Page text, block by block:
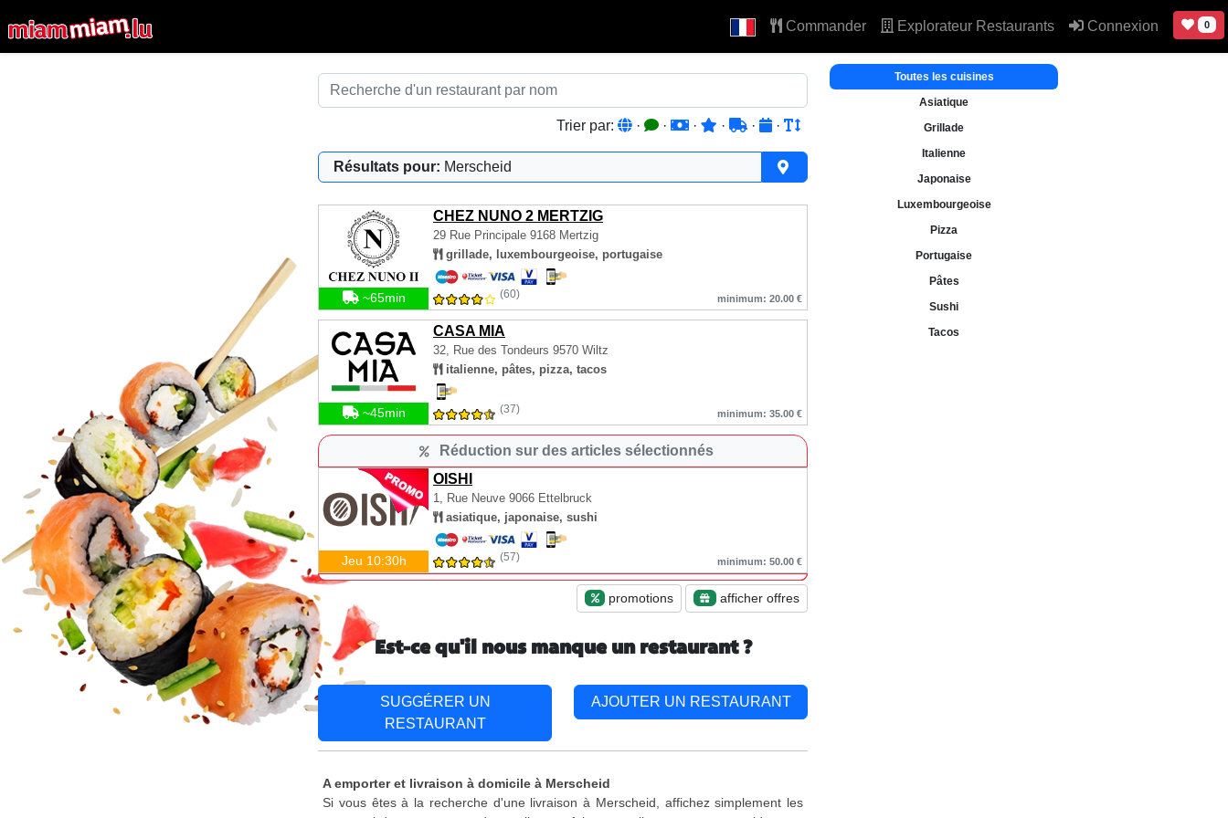
Commander Explorateur Restaurants Connexion 0
Trier par: · · · · · ·
Résultats pour: Merscheid
CHEZ NUNO 2 MERTZIG
29 Rue Principale 9168 Mertzig
grillade, luxembourgeoise, portugaise
~65min (60) minimum: 20.00 €
CASA MIA
32, Rue des Tondeurs 9570 Wiltz
italienne, pâtes, pizza, tacos
~45min (37) minimum: 35.00 €
Réduction sur des articles sélectionnés
OISHI
1, Rue Neuve 9066 Ettelbruck
asiatique, japonaise, sushi
Jeu 10:30h (57) minimum: 50.00 €
promotions afficher offres
Toutes les cuisines
Asiatique
Grillade
Italienne
Japonaise
Luxembourgeoise
Pizza
Portugaise
Pâtes
Sushi
Tacos
Est-ce qu'il nous manque un restaurant ?
SUGGÉRER UN
RESTAURANT
AJOUTER UN RESTAURANT
A emporter et livraison à domicile à Merscheid
Si vous êtes à la recherche d'une livraison à Merscheid, affichez simplement les